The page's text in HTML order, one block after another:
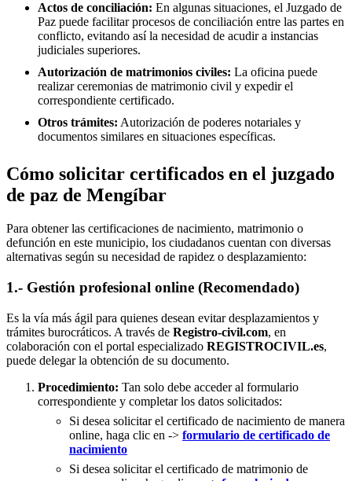
Actos de conciliación: En algunas situaciones, el Juzgado de
Paz puede facilitar procesos de conciliación entre las partes en
conflicto, evitando así la necesidad de acudir a instancias
judiciales superiores.
Autorización de matrimonios civiles: La oficina puede
realizar ceremonias de matrimonio civil y expedir el
correspondiente certificado.
Otros trámites: Autorización de poderes notariales y
documentos similares en situaciones específicas.
Cómo solicitar certificados en el juzgado
de paz de Mengíbar
Para obtener las certificaciones de nacimiento, matrimonio o
defunción en este municipio, los ciudadanos cuentan con diversas
alternativas según su necesidad de rapidez o desplazamiento:
1.- Gestión profesional online (Recomendado)
Es la vía más ágil para quienes desean evitar desplazamientos y
trámites burocráticos. A través de Registro-civil.com, en
colaboración con el portal especializado REGISTROCIVIL.es,
puede delegar la obtención de su documento.
Procedimiento: Tan solo debe acceder al formulario
correspondiente y completar los datos solicitados:
Si desea solicitar el certificado de nacimiento de manera
online, haga clic en -> formulario de certificado de
nacimiento
Si desea solicitar el certificado de matrimonio de